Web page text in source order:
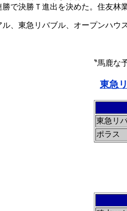
で決勝Ｔ進出を決めた。住友林
、東急リバブル、オープンハウ
〝馬鹿な
東急
東急リ
ポラス